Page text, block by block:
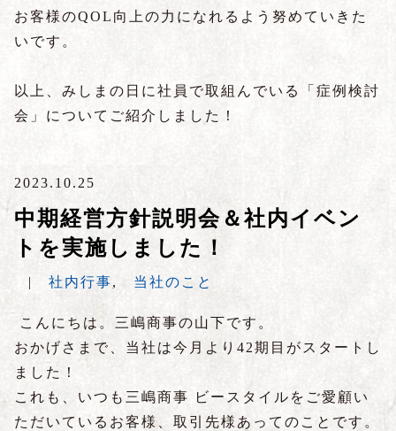
お客様のQOL向上の力になれるよう努めていきた
いです。
以上、みしまの日に社員で取組んでいる「症例検討
会」についてご紹介しました！
2023.10.25
中期経営方針説明会＆社内イベン
トを実施しました！
| 社内行事, 当社のこと
こんにちは。三嶋商事の山下です。
おかげさまで、当社は今月より42期目がスタートし
ました！
これも、いつも三嶋商事 ビースタイルをご愛顧い
ただいているお客様、取引先様あってのことです。